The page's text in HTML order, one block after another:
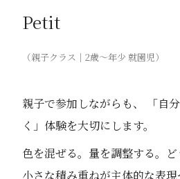
Petit
（親子クラス｜2歳〜年少 就園児）
親子で参加しながらも、 「自
く」体験を大切にします。
色を混ぜる。量を調整する。ど
小さな積み重ねが主体的な表現